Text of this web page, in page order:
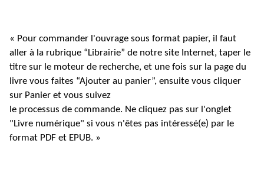
« Pour commander l'ouvrage sous format papier, il faut
aller à la rubrique “Librairie” de notre site Internet, taper le
titre sur le moteur de recherche, et une fois sur la page du
livre vous faites “Ajouter au panier”, ensuite vous cliquer
sur Panier et vous suivez
le processus de commande. Ne cliquez pas sur l'onglet
"Livre numérique" si vous n'êtes pas intéressé(e) par le
format PDF et EPUB. »